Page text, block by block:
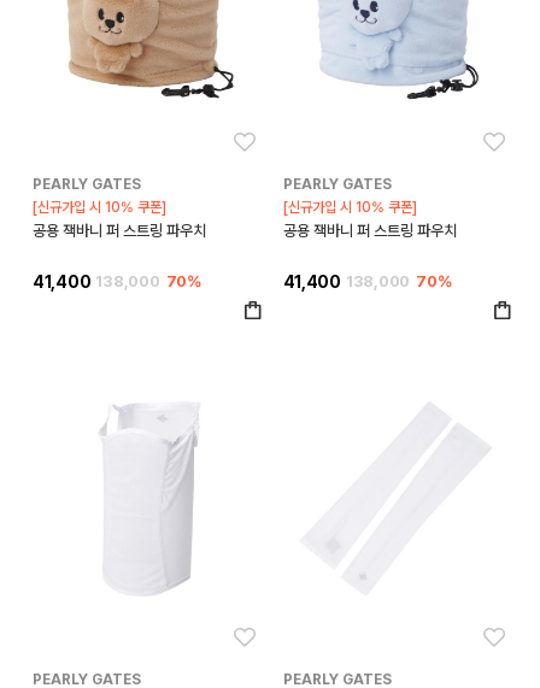
PEARLY GATES
[신규가입 시 10% 쿠폰]
공용 잭바니 퍼 스트링 파우치
41,400 138,000 70%
PEARLY GATES
[신규가입 시 10% 쿠폰]
공용 잭바니 퍼 스트링 파우치
41,400 138,000 70%
PEARLY GATES
PEARLY GATES